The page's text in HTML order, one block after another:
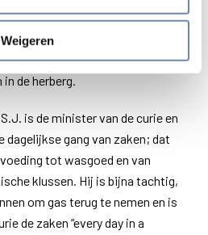
Weigeren
verblijven in
jezuïeten, wat betekent dat vanaf
gesproken gastvrije curie
de herberg.
is de minister van de curie en
gang van zaken; dat
tot wasgoed en van
klussen. Hij is bijna tachtig,
om gas terug te nemen en is
de zaken “every day in a